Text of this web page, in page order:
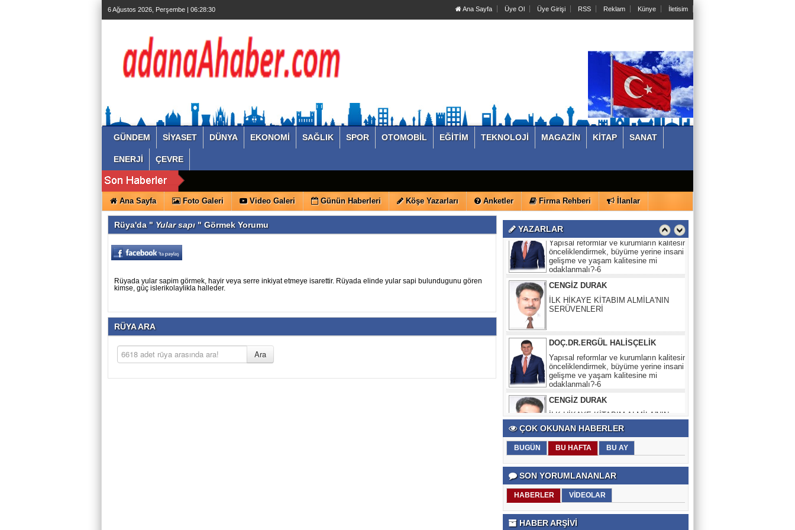
6 Ağustos 2026, Perşembe | 06:28:30 Ana Sayfa Üye Ol Üye Girişi RSS Reklam Künye İletisim
GÜNDEM SİYASET DÜNYA EKONOMİ SAĞLIK SPOR OTOMOBİL EĞİTİM TEKNOLOJİ MAGAZİN KİTAP SANAT
ENERJİ ÇEVRE
Ana Sayfa Foto Galeri Video Galeri Günün Haberleri Köşe Yazarları Anketler Firma Rehberi İlanlar
Rüya'da " Yular sapı" Görmek Yorumu
Rüyada yular sapim görmek, hayir veya serre inkiyat etmeye isarettir. Rüyada elinde yular sapi bulundugunu gören
kimse, güç islerikolaylikla halleder.
RÜYA ARA
YAZARLAR
CENGİZ DURAK
DOÇ.DR.ERGÜL HALİSÇELİK
Yapısal reformlar ve kurumların kalitesini
önceliklendirmek, büyüme yerine insani
gelişme ve yaşam kalitesine mi
odaklanmalı?-6
CENGİZ DURAK
İLK HİKAYE KİTABIM ALMİLA'NIN
DOÇ.DR.ERGÜL HALİSÇELİK
gelişme ve yaşam kalitesine mi
odaklanmalı?-6
CENGİZ DURAK
İLK HİKAYE KİTABIM ALMİLA'NIN
ÇOK OKUNAN HABERLER
BUGÜN BU HAFTA BU AY
SON YORUMLANANLAR
HABERLER VİDEOLAR
HABER ARŞİVİ